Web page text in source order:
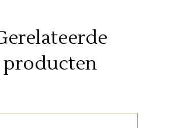
producten